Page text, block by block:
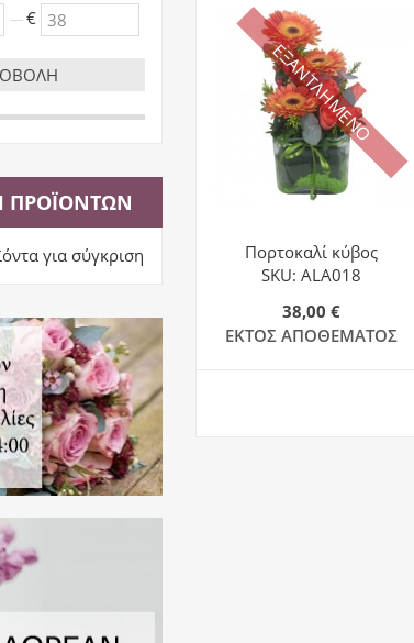
€
ΠΡΟΪΌΝΤΩΝ
για σύγκριση
ΕΞΑΝΤΛΗΜΕΝΟ
Πορτοκαλί κύβος
SKU: ALA018
38,00 €
ΕΚΤΌΣ ΑΠΟΘΈΜΑΤΟΣ